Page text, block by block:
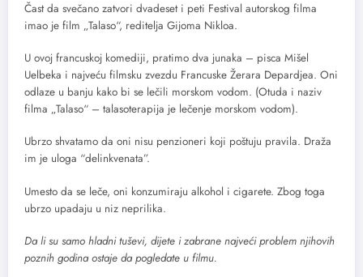
Čast da svečano zatvori dvadeset i peti Festival autorskog filma
imao je film „Talaso“, reditelja Gijoma Nikloa.
U ovoj francuskoj komediji, pratimo dva junaka – pisca Mišel
Uelbeka i najveću filmsku zvezdu Francuske Žerara Depardjea. Oni
odlaze u banju kako bi se lečili morskom vodom. (Otuda i naziv
filma „Talaso“ – talasoterapija je lečenje morskom vodom).
Ubrzo shvatamo da oni nisu penzioneri koji poštuju pravila. Draža
im je uloga “delinkvenata”.
Umesto da se leče, oni konzumiraju alkohol i cigarete. Zbog toga
ubrzo upadaju u niz neprilika.
Da li su samo hladni tuševi, dijete i zabrane najveći problem njihovih
poznih godina ostaje da pogledate u filmu.